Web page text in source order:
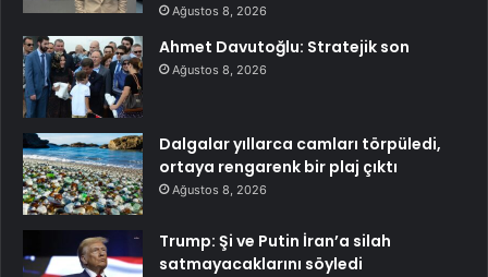
Ağustos 8, 2026
Ahmet Davutoğlu: Stratejik son
Ağustos 8, 2026
Dalgalar yıllarca camları törpüledi,
ortaya rengarenk bir plaj çıktı
Ağustos 8, 2026
Trump: Şi ve Putin İran’a silah
satmayacaklarını söyledi